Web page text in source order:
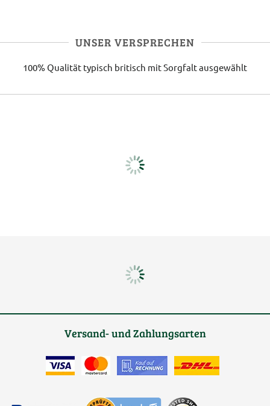
UNSER VERSPRECHEN
100% Qualität typisch britisch mit Sorgfalt ausgewählt
Versand- und Zahlungsarten